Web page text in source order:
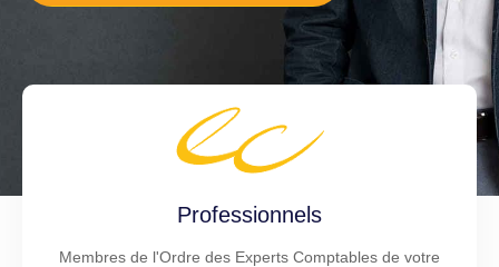
Professionnels
Membres de l'Ordre des Experts Comptables de votre